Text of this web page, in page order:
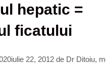
hepatic =
ficatului
iulie 22, 2012 de Dr Ditoiu,